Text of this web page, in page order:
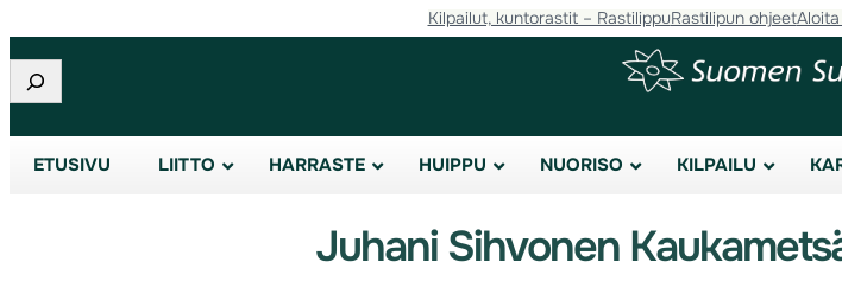
Kilpailut, kuntorastit – RastilippuRastilipun ohjeet
Etsi
ETUSIVU LIITTO HARRASTE HUIPPU NUORISO KILPAILU
Juhani Sihvonen